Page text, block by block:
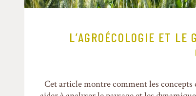
L’AGROÉCOLOGIE ET LE
Cet article montre comment les